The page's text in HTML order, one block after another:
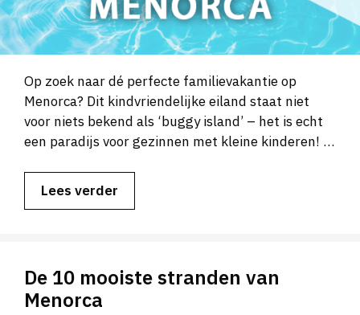
Op zoek naar dé perfecte familievakantie op
Menorca? Dit kindvriendelijke eiland staat niet
voor niets bekend als ‘buggy island’ – het is echt
een paradijs voor gezinnen met kleine kinderen! …
Lees verder
De 10 mooiste stranden van
Menorca